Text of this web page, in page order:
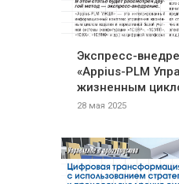
Экспресс-
«Appius-PLM
жизненным
28 мая 2025